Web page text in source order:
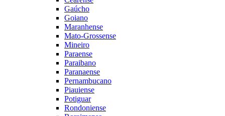
Gaúcho
Goiano
Maranhense
Mato-Grossense
Mineiro
Paraense
Paraibano
Paranaense
Pernambucano
Piauiense
Potiguar
Rondoniense